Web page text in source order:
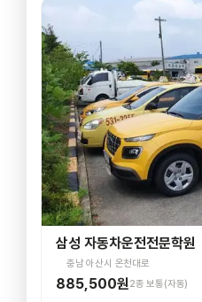
삼성 자동차운전전문학원
충남 아산시 온천대로
885,500원 2종 보통(자동)